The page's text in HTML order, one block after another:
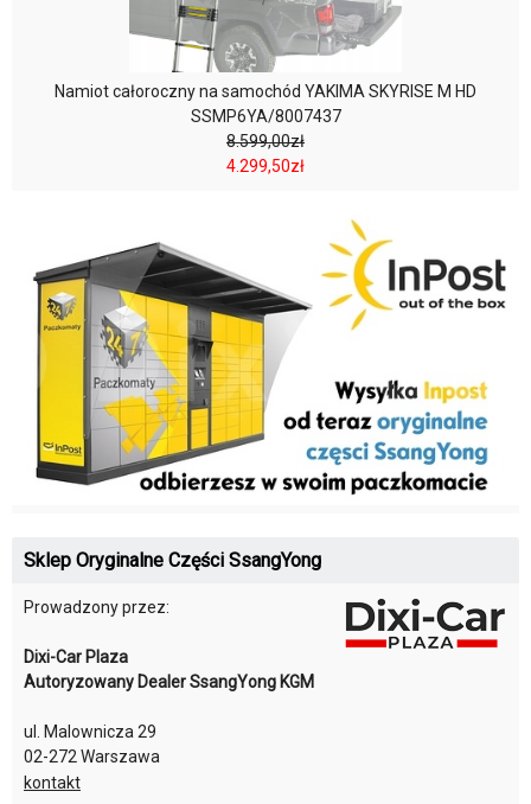
Namiot całoroczny na samochód YAKIMA SKYRISE M HD
SSMP6YA/8007437
8.599,00zł
4.299,50zł
Sklep Oryginalne Części SsangYong
Prowadzony przez:
Dixi-Car Plaza
Autoryzowany Dealer SsangYong KGM
ul. Malownicza 29
02-272 Warszawa
kontakt